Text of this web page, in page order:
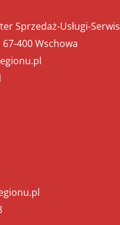
Sprzedaż-Usługi-Serwis
67-400 Wschowa